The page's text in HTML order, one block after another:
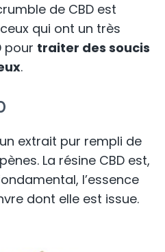
de CBD est
qui ont un très
pour traiter des soucis
.
extrait pur rempli de
La résine CBD est,
l’essence
dont elle est issue.